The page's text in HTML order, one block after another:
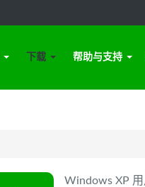
下载 帮助与支持
Windows XP